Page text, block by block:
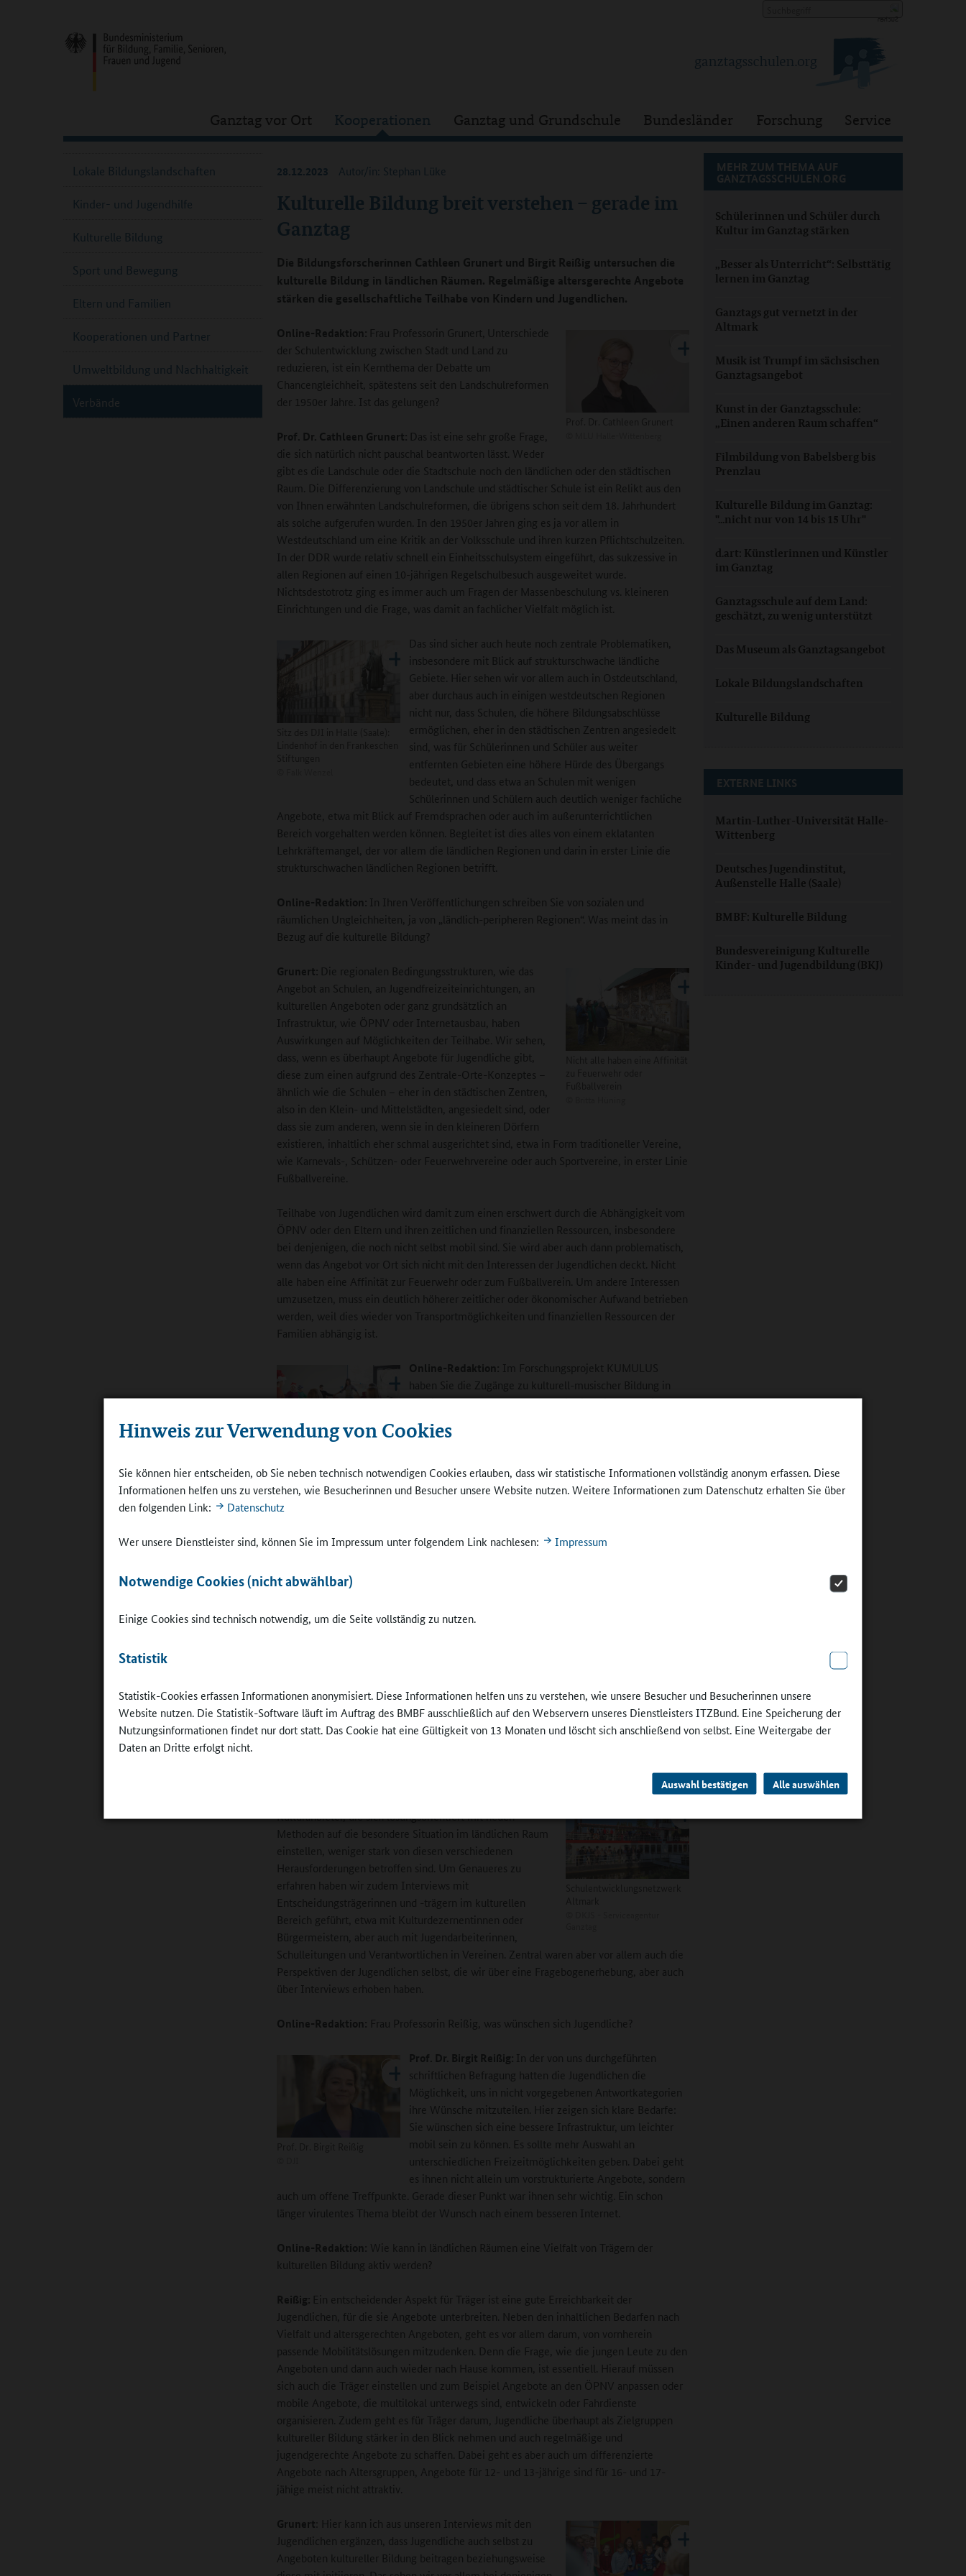
Hinweis zur Verwendung von Cookies
Sie können hier entscheiden, ob Sie neben technisch notwendigen Cookies erlauben, dass wir statistische Informationen vollständig anonym erfassen. Diese
Informationen helfen uns zu verstehen, wie Besucherinnen und Besucher unsere Website nutzen. Weitere Informationen zum Datenschutz erhalten Sie über
den folgenden Link:
Datenschutz
Wer unsere Dienstleister sind, können Sie im Impressum unter folgendem Link nachlesen: Impressum
Notwendige Cookies (nicht abwählbar)
Einige Cookies sind technisch notwendig, um die Seite vollständig zu nutzen.
Statistik
Statistik-Cookies erfassen Informationen anonymisiert. Diese Informationen helfen uns zu verstehen, wie unsere Besucher und Besucherinnen unsere
Website nutzen. Die Statistik-Software läuft im Auftrag des BMBF ausschließlich auf den Webservern unseres Dienstleisters ITZBund. Eine Speicherung der
Nutzungsinformationen findet nur dort statt. Das Cookie hat eine Gültigkeit von 13 Monaten und löscht sich anschließend von selbst. Eine Weitergabe der
Daten an Dritte erfolgt nicht.
Auswahl bestätigen Alle auswählen
Ganztag vor Ort Kooperationen Ganztag und Grundschule Bundesländer Forschung Service
Kulturelle Bildung breit verstehen – gerade im
Ganztag
28.12.2023 Autor/in: Stephan Lüke
Die Bildungsforscherinnen Cathleen Grunert und Birgit Reißig untersuchen die
kulturelle Bildung in ländlichen Räumen. Regelmäßige altersgerechte Angebote
stärken die gesellschaftliche Teilhabe von Kindern und Jugendlichen.
Online-Redaktion: Frau Professorin Grunert, Unterschiede
der Schulentwicklung zwischen Stadt und Land zu
reduzieren, ist ein Kernthema der Debatte um
Chancengleichheit, spätestens seit den Landschulreformen
der 1950er Jahre. Ist das gelungen?
Prof. Dr. Cathleen Grunert: Das ist eine sehr große Frage,
die sich natürlich nicht pauschal beantworten lässt. Weder
gibt es die Landschule oder die Stadtschule noch den ländlichen oder den städtischen
Raum. Die Differenzierung von Landschule und städtischer Schule ist ein Relikt aus den
von Ihnen erwähnten Landschulreformen, die übrigens schon seit dem 18. Jahrhundert
als solche aufgerufen wurden. In den 1950er Jahren ging es ja vor allem in
Westdeutschland um eine Kritik an der Volksschule und ihren kurzen Pflichtschulzeiten.
In der DDR wurde relativ schnell ein Einheitsschulsystem eingeführt, das sukzessive in
allen Regionen auf einen 10-jährigen Regelschulbesuch ausgeweitet wurde.
Nichtsdestotrotz ging es immer auch um Fragen der Massenbeschulung vs. kleineren
Einrichtungen und die Frage, was damit an fachlicher Vielfalt möglich ist.
Das sind sicher auch heute noch zentrale Problematiken,
insbesondere mit Blick auf strukturschwache ländliche
Gebiete. Hier sehen wir vor allem auch in Ostdeutschland,
aber durchaus auch in einigen westdeutschen Regionen
nicht nur, dass Schulen, die höhere Bildungsabschlüsse
ermöglichen, eher in den städtischen Zentren angesiedelt
sind, was für Schülerinnen und Schüler aus weiter
entfernten Gebieten eine höhere Hürde des Übergangs
bedeutet, und dass etwa an Schulen mit wenigen
Schülerinnen und Schülern auch deutlich weniger fachliche
Angebote, etwa mit Blick auf Fremdsprachen oder auch im außerunterrichtlichen
Bereich vorgehalten werden können. Begleitet ist dies alles von einem eklatanten
Lehrkräftemangel, der vor allem die ländlichen Regionen und darin in erster Linie die
strukturschwachen ländlichen Regionen betrifft.
Online-Redaktion: In Ihren Veröffentlichungen schreiben Sie von sozialen und
räumlichen Ungleichheiten, ja von „ländlich-peripheren Regionen“. Was meint das in
Bezug auf die kulturelle Bildung?
Grunert: Die regionalen Bedingungsstrukturen, wie das
Angebot an Schulen, an Jugendfreizeiteinrichtungen, an
kulturellen Angeboten oder ganz grundsätzlich an
Infrastruktur, wie ÖPNV oder Internetausbau, haben
Auswirkungen auf Möglichkeiten der Teilhabe. Wir sehen,
dass, wenn es überhaupt Angebote für Jugendliche gibt,
diese zum einen aufgrund des Zentrale-Orte-Konzeptes –
ähnlich wie die Schulen – eher in den städtischen Zentren,
also in den Klein- und Mittelstädten, angesiedelt sind, oder
dass sie zum anderen, wenn sie in den kleineren Dörfern
existieren, inhaltlich eher schmal ausgerichtet sind, etwa in Form traditioneller Vereine,
wie Karnevals-, Schützen- oder Feuerwehrvereine oder auch Sportvereine, in erster Linie
Fußballvereine.
Teilhabe von Jugendlichen wird damit zum einen erschwert durch die Abhängigkeit vom
ÖPNV oder den Eltern und ihren zeitlichen und finanziellen Ressourcen, insbesondere
bei denjenigen, die noch nicht selbst mobil sind. Sie wird aber auch dann problematisch,
wenn das Angebot vor Ort sich nicht mit den Interessen der Jugendlichen deckt. Nicht
alle haben eine Affinität zur Feuerwehr oder zum Fußballverein. Um andere Interessen
umzusetzen, muss ein deutlich höherer zeitlicher oder ökonomischer Aufwand betrieben
werden, weil dies wieder von Transportmöglichkeiten und finanziellen Ressourcen der
Familien abhängig ist.
Fotografieren, Tanzen, Filme
drehen
©Britta Hüning
Online-Redaktion: Im Forschungsprojekt KUMULUS
haben Sie die Zugänge zu kulturell-musischer Bildung in
ländlichen Räumen untersucht. Wie sind Sie methodisch
Untersuchungsregionen in Ostdeutschland zusammen mit
unserem Verbundpartner, dem Deutschen Jugendinstitut,
sehr breiten Begriff von kultureller Bildung zugrunde gelegt, bei dem es nicht nur um
Museen oder Musikschulen sind für uns Möglichkeitsräume für kulturelle
Bildungsprozesse, sondern auch die Jugendfreizeiteinrichtung, der Karnevalsverein oder
spezialisierte Kulturträger, die ausschließlich im Bereich Kulturelle Bildung aktiv sind, im
ländlichen Raum vor einer Vielzahl von Problemen stehen. Zu benennen sind dabei
primär die Unsicherheiten hinsichtlich der Finanzierung und insgesamt um das
Kulturanbieter, die sich lösungsorientiert mit neuen
Methoden auf die besondere Situation im ländlichen Raum
einstellen, weniger stark von diesen verschiedenen
Herausforderungen betroffen sind. Um Genaueres zu
erfahren haben wir zudem Interviews mit
Entscheidungsträgerinnen und -trägern im kulturellen
Bereich geführt, etwa mit Kulturdezernentinnen oder
Bürgermeistern, aber auch mit Jugendarbeiterinnen,
Schulleitungen und Verantwortlichen in Vereinen. Zentral waren aber vor allem auch die
Perspektiven der Jugendlichen selbst, die wir über eine Fragebogenerhebung, aber auch
über Interviews erhoben haben.
Online-Redaktion: Frau Professorin Reißig, was wünschen sich Jugendliche?
Prof. Dr. Birgit Reißig: In der von uns durchgeführten
schriftlichen Befragung hatten die Jugendlichen die
Möglichkeit, uns in nicht vorgegebenen Antwortkategorien
ihre Wünsche mitzuteilen. Hier zeigen sich klare Bedarfe:
Sie wünschen sich eine bessere Infrastruktur, um leichter
mobil sein zu können. Es sollte mehr Auswahl an
unterschiedlichen Freizeitmöglichkeiten geben. Dabei geht
es ihnen nicht allein um vorstrukturierte Angebote, sondern
auch um offene Treffpunkte. Gerade dieser Punkt war ihnen sehr wichtig. Ein schon
länger virulentes Thema bleibt der Wunsch nach einem besseren Internet.
Online-Redaktion: Wie kann in ländlichen Räumen eine Vielfalt von Trägern der
kulturellen Bildung aktiv werden?
Reißig: Ein entscheidender Aspekt für Träger ist eine gute Erreichbarkeit der
Jugendlichen, für die sie Angebote unterbreiten. Neben den inhaltlichen Bedarfen nach
Vielfalt und altersgerechten Angeboten, geht es vor allem darum, von vornherein
passende Mobilitätslösungen mitzudenken. Denn die Frage, wie die jungen Leute zu den
Angeboten und dann auch wieder nach Hause kommen, ist essentiell. Hierauf müssen
sich auch die Träger einstellen und zum Beispiel Angebote an den ÖPNV anpassen oder
mobile Angebote, die multilokal unterwegs sind, entwickeln oder Fahrdienste
organisieren. Zudem geht es für Träger darum, Jugendliche überhaupt als Zielgruppen
kultureller Bildung stärker in den Blick nehmen und auch regelmäßige und
jugendgerechte Angebote zu schaffen. Dabei geht es aber auch um differenzierte
Angebote nach Altersgruppen, Angebote für 12- und 13-jährige sind für 16- und 17-
jähige meist nicht attraktiv.
Grunert : Hier kann ich aus unseren Interviews mit den
Jugendlichen ergänzen, dass Jugendliche auch selbst zu
Angeboten kultureller Bildung beitragen beziehungsweise
MEHR ZUM THEMA AUF
GANZTAGSSCHULEN.ORG
Schülerinnen und Schüler durch
Kultur im Ganztag stärken
„Besser als Unterricht“: Selbsttätig
lernen im Ganztag
Ganztags gut vernetzt in der
Altmark
Musik ist Trumpf im sächsischen
Ganztagsangebot
Kunst in der Ganztagsschule:
„Einen anderen Raum schaffen“
Filmbildung von Babelsberg bis
Prenzlau
Kulturelle Bildung im Ganztag:
"...nicht nur von 14 bis 15 Uhr"
d.art: Künstlerinnen und Künstler
im Ganztag
Ganztagsschule auf dem Land:
geschätzt, zu wenig unterstützt
Das Museum als Ganztagsangebot
Lokale Bildungslandschaften
Kulturelle Bildung
EXTERNE LINKS
Martin-Luther-Universität Halle-
Wittenberg
Deutsches Jugendinstitut,
Außenstelle Halle (Saale)
BMBF: Kulturelle Bildung
Bundesvereinigung Kulturelle
Kinder- und Jugendbildung (BKJ)
Lokale Bildungslandschaften
Kinder- und Jugendhilfe
Kulturelle Bildung
Sport und Bewegung
Eltern und Familien
Kooperationen und Partner
Umweltbildung und Nachhaltigkeit
Verbände